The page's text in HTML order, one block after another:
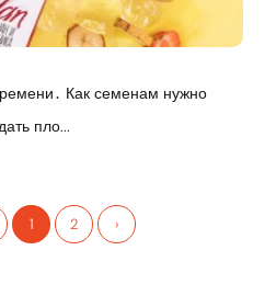
Как семенам нужно
пло...
1 2 ›